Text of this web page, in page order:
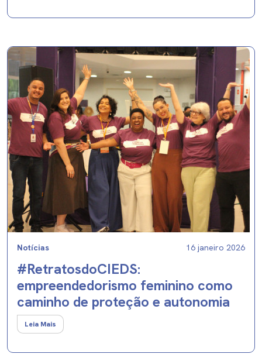
Notícias 16 janeiro 2026
#RetratosdoCIEDS:
empreendedorismo feminino como
caminho de proteção e autonomia
Leia Mais